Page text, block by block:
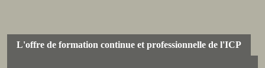
L'offre de formation continue et professionnelle de l'ICP